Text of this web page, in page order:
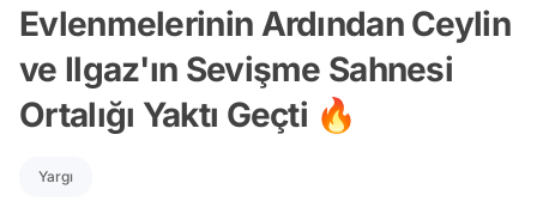
Evlenmelerinin Ardından Ceylin
ve Ilgaz'ın Sevişme Sahnesi
Ortalığı Yaktı Geçti 🔥
Yargı